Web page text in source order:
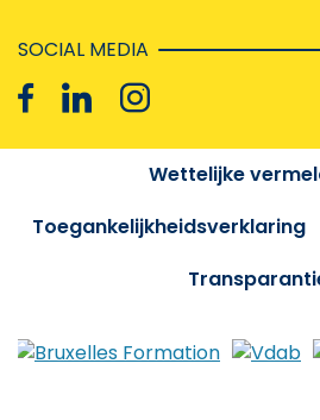
SOCIAL MEDIA
Wettelijke
Toegankelijkheidsverklaring